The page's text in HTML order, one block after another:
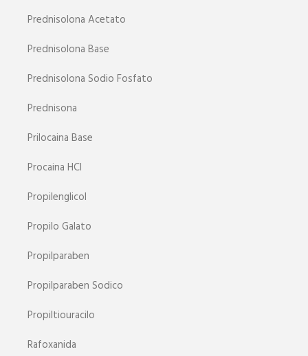
Prednisolona Acetato
Prednisolona Base
Prednisolona Sodio Fosfato
Prednisona
Prilocaina Base
Procaina HCl
Propilenglicol
Propilo Galato
Propilparaben
Propilparaben Sodico
Propiltiouracilo
Rafoxanida